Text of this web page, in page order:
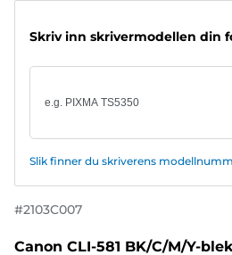
Skriv inn skrivermodellen din
Slik finner du skriverens
#2103C007
Canon CLI-581 BK/C/M/Y-